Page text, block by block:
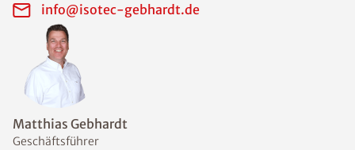
Matthias Gebhardt
Geschäftsführer
info@isotec-gebhardt.de